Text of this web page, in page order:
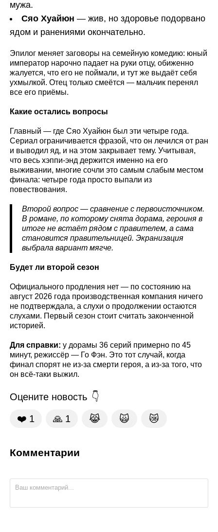
мужа.
Сяо Хуайюн — жив, но здоровье подорвано
ядом и ранениями окончательно.
Эпилог меняет заговоры на семейную комедию: юный
император нарочно падает на руки отцу, обиженно
жалуется, что его не поймали, и тут же выдаёт себя
ухмылкой. Отец только смеётся — мальчик перенял
все его приёмы.
Какие остались вопросы
Главный — где Сяо Хуайюн был эти четыре года.
Сериал ограничивается фразой, что он лечился от ран
и выводил яд, и на этом закрывает тему. Учитывая,
что весь хэппи-энд держится именно на его
выживании, многие сочли это самым слабым местом
финала: четыре года просто выпали из
повествования.
Второй вопрос — сравнение с первоисточником.
В романе, по которому снята дорама, героиня в
итоге не встаёт рядом с правителем, а сама
становится правительницей. Экранизация
выбрала вариант мягче.
Будет ли второй сезон
Официального продления нет — по состоянию на
август 2026 года производственная компания ничего
не подтверждала, а слухи о продолжении остаются
слухами. Первый сезон стоит считать законченной
историей.
Для справки: у дорамы 36 серий примерно по 45
минут, режиссёр — Го Фэн. Это тот случай, когда
финал спорят не из-за смерти героя, а из-за того, что
он всё-таки выжил.
Оцените новость
❤️ 1 🙏 1 😹 🙀 😿
Комментарии